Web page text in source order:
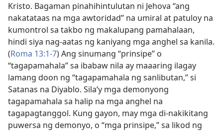
Kristo. Bagaman pinahihintulutan ni Jehova “ang
nakatataas na mga awtoridad” na umiral at patuloy na
kumontrol sa takbo ng makalupang pamahalaan,
hindi siya nag-aatas ng kaniyang mga anghel sa kanila.
(Roma 13:1-7) Ang sinumang “prinsipe” o
“tagapamahala” sa ibabaw nila ay maaaring ilagay
lamang doon ng “tagapamahala ng sanlibutan,” si
Satanas na Diyablo. Sila’y mga demonyong
tagapamahala sa halip na mga anghel na
tagapagtanggol. Kung gayon, may mga di-nakikitang
puwersa ng demonyo, o “mga prinsipe,” sa likod ng